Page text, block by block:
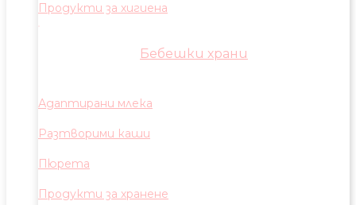
Продукти за хигиена
Бебешки храни
Адаптирани млека
Разтворими каши
Пюрета
Продукти за хранене